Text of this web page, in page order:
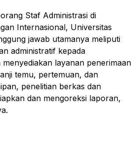
Staf Administrasi di
Internasional, Universitas
jawab utamanya meliputi
administratif kepada
layanan penerimaan
temu, pertemuan, dan
penelitian berkas dan
dan mengoreksi laporan,